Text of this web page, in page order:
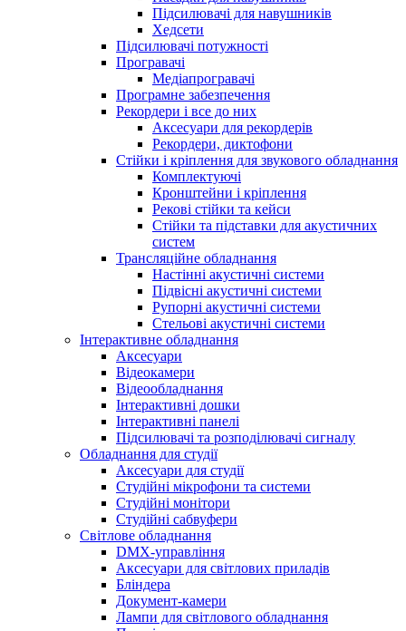
Підсилювачі для навушників
Хедсети
Підсилювачі потужності
Програвачі
Медіапрогравачі
Програмне забезпечення
Рекордери і все до них
Аксесуари для рекордерів
Рекордери, диктофони
Стійки і кріплення для звукового обладнання
Комплектуючі
Кронштейни і кріплення
Рекові стійки та кейси
Стійки та підставки для акустичних
систем
Трансляційне обладнання
Настінні акустичні системи
Підвісні акустичні системи
Рупорні акустичні системи
Стельові акустичні системи
Інтерактивне обладнання
Аксесуари
Відеокамери
Відеообладнання
Інтерактивні дошки
Інтерактивні панелі
Підсилювачі та розподілювачі сигналу
Обладнання для студії
Аксесуари для студії
Студійні мікрофони та системи
Студійні монітори
Студійні сабвуфери
Світлове обладнання
DMX-управління
Аксесуари для світлових приладів
Бліндера
Документ-камери
Лампи для світлового обладнання